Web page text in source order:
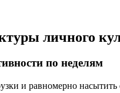
личного
по неделям
и равномерно